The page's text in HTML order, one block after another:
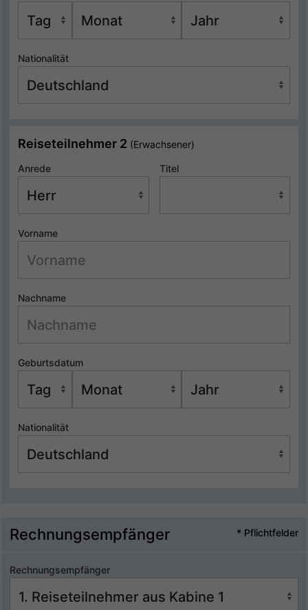
Nationalität
Reiseteilnehmer 2 (Erwachsener)
Anrede Titel
Vorname
Nachname
Geburtsdatum
Nationalität
Rechnungsempfänger * Pflichtfelder
Rechnungsempfänger